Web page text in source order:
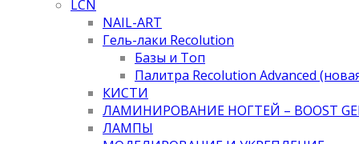
LCN
NAIL-ART
Гель-лаки Recolution
Базы и Топ
Палитра Recolution Advanced
КИСТИ
ЛАМИНИРОВАНИЕ НОГТЕЙ – BOOST
ЛАМПЫ